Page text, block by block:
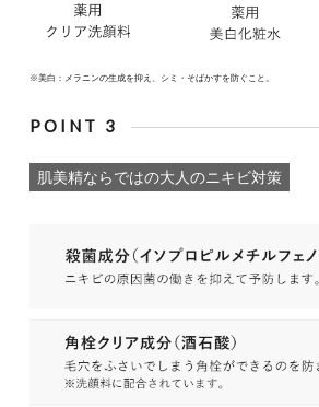
※美白：メラニンの生成を抑え、シミ・そばかすを防ぐこと。
POINT 3
肌美精ならではの大人のニキビ対策